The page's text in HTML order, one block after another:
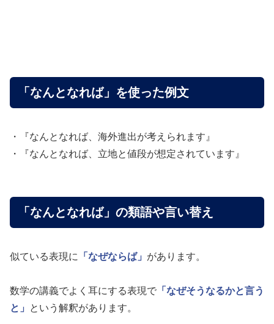
「なんとなれば」を使った例文
・『なんとなれば、海外進出が考えられます』
・『なんとなれば、立地と値段が想定されています』
「なんとなれば」の類語や言い替え
似ている表現に 「なぜならば」 があります。
数学の講義でよく耳にする表現で 「なぜそうなるかと言う
と」
という解釈があります。